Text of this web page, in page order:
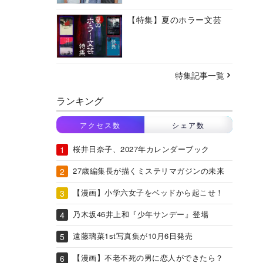
【特集】夏のホラー文芸
特集記事一覧
ランキング
アクセス数 シェア数
桜井日奈子、2027年カレンダーブック
27歳編集長が描くミステリマガジンの未来
【漫画】小学六女子をベッドから起こせ！
乃木坂46井上和『少年サンデー』登場
遠藤璃菜1st写真集が10月6日発売
【漫画】不老不死の男に恋人ができたら？